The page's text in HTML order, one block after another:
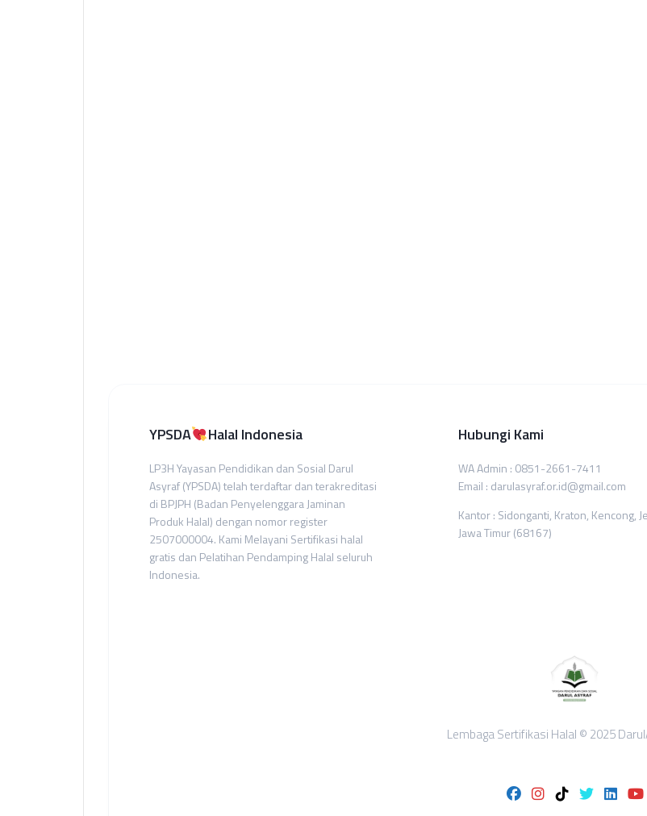
YPSDA Halal Indonesia
LP3H Yayasan Pendidikan dan Sosial Darul
Asyraf (YPSDA) telah terdaftar dan terakreditasi
di BPJPH (Badan Penyelenggara Jaminan
Produk Halal) dengan nomor register
2507000004. Kami Melayani Sertifikasi halal
gratis dan Pelatihan Pendamping Halal seluruh
Indonesia.
Hubungi Kami
WA Admin : 0851-2661-7411
Email : darulasyraf.or.id@gmail.com
Kantor : Sidonganti, Kraton, Kencong,
Jawa Timur (68167)
Lembaga Sertifikasi Halal © 2025